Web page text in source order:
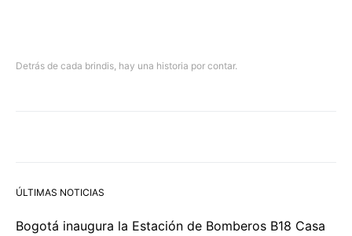
Detrás de cada brindis, hay una historia por contar.
ÚLTIMAS NOTICIAS
Bogotá inaugura la Estación de Bomberos B18 Casa